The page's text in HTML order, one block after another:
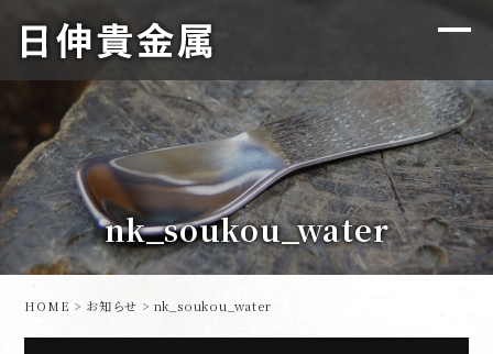
nk_soukou_water
HOME > お知らせ > nk_soukou_water